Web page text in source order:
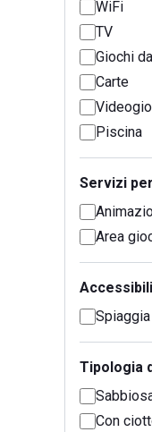
WiFi
TV
Giochi
Carte
Piscina
Servizi
Area
Tipologia
Con